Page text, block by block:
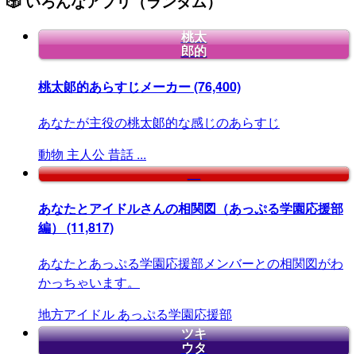
桃太
郎的
桃太郞的あらすじメーカー(76,400)
あなたが主役の桃太郞的な感じのあらすじ
動物 主人公昔話 ...
あなたとアイドルさんの相関図（あっぷる学園応援部
編） (11,817)
あなたとあっぷる学園応援部メンバーとの相関図がわ
かっちゃいます。
地方アイドル あっぷる学園応援部
ツキ
ウタ